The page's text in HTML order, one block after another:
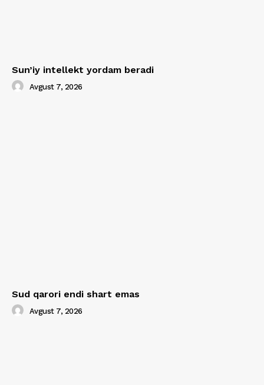
Sun’iy intellekt yordam beradi
Avgust 7, 2026
Sud qarori endi shart emas
Avgust 7, 2026